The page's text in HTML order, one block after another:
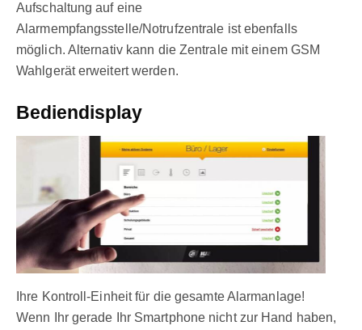
Aufschaltung auf eine
Alarmempfangsstelle/Notrufzentrale ist ebenfalls
möglich. Alternativ kann die Zentrale mit einem GSM
Wahlgerät erweitert werden.
Bediendisplay
Ihre Kontroll-Einheit für die gesamte Alarmanlage!
Wenn Ihr gerade Ihr Smartphone nicht zur Hand haben,